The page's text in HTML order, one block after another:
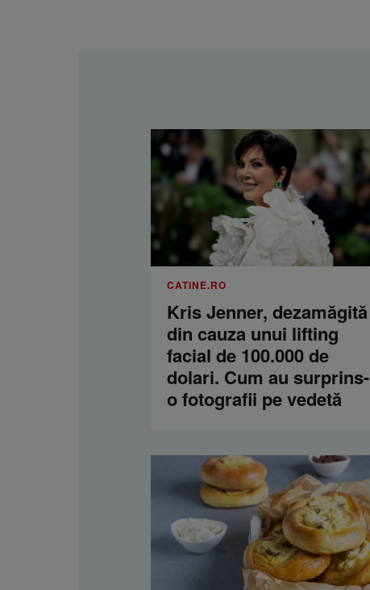
CATINE.RO
Kris Jenner, dezamăgită
din cauza unui lifting
facial de 100.000 de
dolari. Cum au surprins-
o fotografii pe vedetă